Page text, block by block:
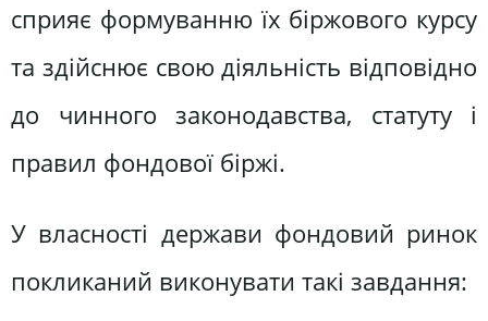
сприяє формуванню їх біржового курсу
та здійснює свою діяльність відповідно
до чинного законодавства, статуту і
правил фондової біржі.
У власності держави фондовий ринок
покликаний виконувати такі завдання: